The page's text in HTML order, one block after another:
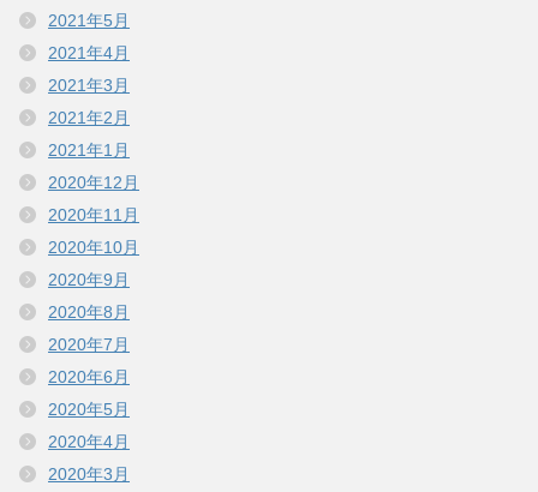
2021年5月
2021年4月
2021年3月
2021年2月
2021年1月
2020年12月
2020年11月
2020年10月
2020年9月
2020年8月
2020年7月
2020年6月
2020年5月
2020年4月
2020年3月